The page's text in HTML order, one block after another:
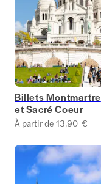
Billets Montmartre
et Sacré Coeur
À partir de 13,90 €